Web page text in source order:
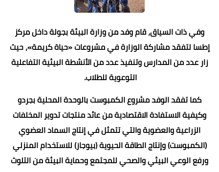
وفي ذات السياق، قام وفد من وزارة البيئة بجولة داخل مركز
إطسا لتفقد مشاركة الوزارة في مشروعات «حياة كريمة»، حيث
زار عدد من المدارس وتنفيذ عدد من الأنشطة البيئية التفاعلية
التوعوية للطلاب.
كما تفقد الوفد مشروع الكمبوست بالوحدة المحلية بجردو
وكيفية الاستفادة الاقتصادية من عائد منتجات تدوير المخلفات
الزراعية والعضوية والتي تتمثل في إنتاج السماد العضوي
(الكمبوست) وإنتاج الطاقة الحيوية (بيوجاز) للاستخدام المنزلي
ورفع الوعي البيئي والصحي للمجتمع وحماية البيئة من التلوث